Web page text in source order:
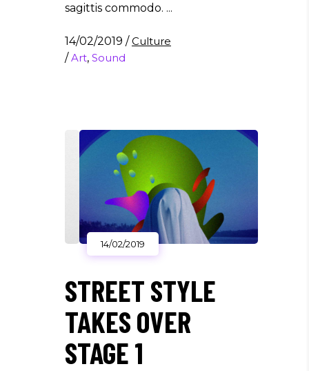
sagittis commodo.
14/02/2019 /Culture
/Art, Sound
14/02/2019
STREET STYLE
TAKES OVER
STAGE 1